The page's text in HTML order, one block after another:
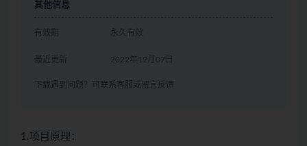
其他信息
有效期 永久有效
最近更新 2022年12月07日
下载遇到问题？可联系客服或留言反馈
1.项目原理：